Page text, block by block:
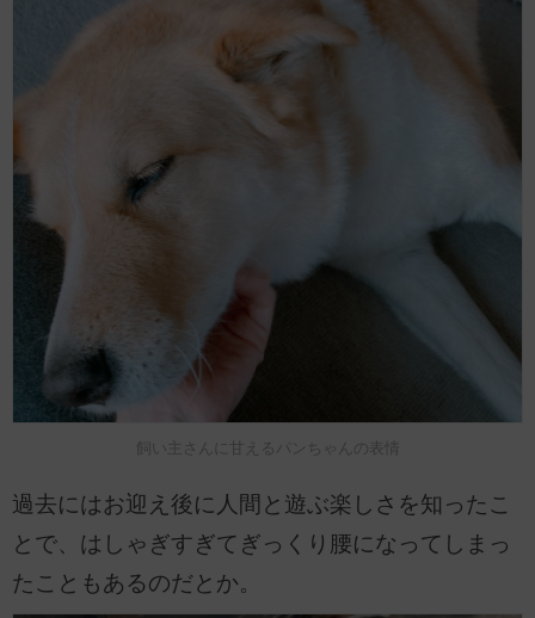
飼い主さんに甘えるパンちゃんの表情
過去にはお迎え後に人間と遊ぶ楽しさを知ったこ
とで、はしゃぎすぎてぎっくり腰になってしまっ
たこともあるのだとか。